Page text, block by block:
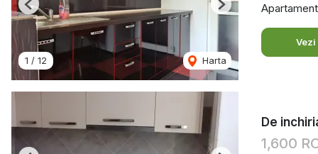
1 / 12 Harta
Previous Next
De
1,600